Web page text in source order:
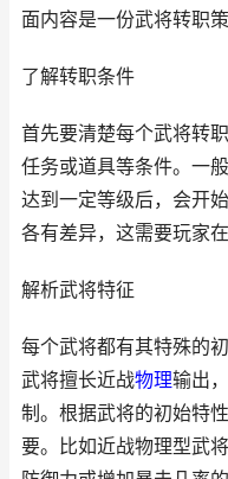
面内容是一份武将转职策
了解转职条件
首先要清楚每个武将转
任务或道具等条件。一
达到一定等级后，会开
各有差异，这需要玩家
解析武将特征
每个武将都有其特殊的
武将擅长近战物理输出
制。根据武将的初始特
要。比如近战物理型武